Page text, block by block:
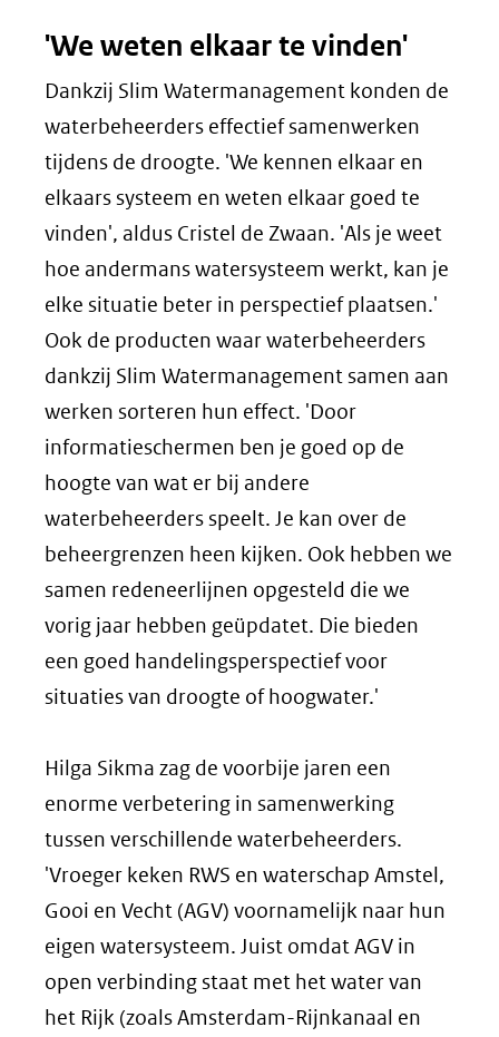
'We weten elkaar te vinden'
Dankzij Slim Watermanagement konden de
waterbeheerders effectief samenwerken
tijdens de droogte. 'We kennen elkaar en
elkaars systeem en weten elkaar goed te
vinden', aldus Cristel de Zwaan. 'Als je weet
hoe andermans watersysteem werkt, kan je
elke situatie beter in perspectief plaatsen.'
Ook de producten waar waterbeheerders
dankzij Slim Watermanagement samen aan
werken sorteren hun effect. 'Door
informatieschermen ben je goed op de
hoogte van wat er bij andere
waterbeheerders speelt. Je kan over de
beheergrenzen heen kijken. Ook hebben we
samen redeneerlijnen opgesteld die we
vorig jaar hebben geüpdatet. Die bieden
een goed handelingsperspectief voor
situaties van droogte of hoogwater.'
Hilga Sikma zag de voorbije jaren een
enorme verbetering in samenwerking
tussen verschillende waterbeheerders.
'Vroeger keken RWS en waterschap Amstel,
Gooi en Vecht (AGV) voornamelijk naar hun
eigen watersysteem. Juist omdat AGV in
open verbinding staat met het water van
het Rijk (zoals Amsterdam-Rijnkanaal en